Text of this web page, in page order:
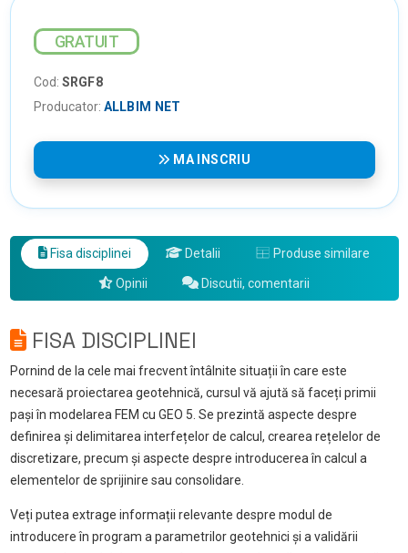
GRATUIT
Cod: SRGF8
Producator: ALLBIM NET
MA INSCRIU
Fisa disciplinei Detalii Produse similare
Opinii Discutii, comentarii
FISA DISCIPLINEI
Pornind de la cele mai frecvent întâlnite situații în care este
necesară proiectarea geotehnică, cursul vă ajută să faceți primii
pași în modelarea FEM cu GEO 5. Se prezintă aspecte despre
definirea și delimitarea interfețelor de calcul, crearea rețelelor de
discretizare, precum și aspecte despre introducerea în calcul a
elementelor de sprijinire sau consolidare.
Veți putea extrage informații relevante despre modul de
introducere în program a parametrilor geotehnici și a validării